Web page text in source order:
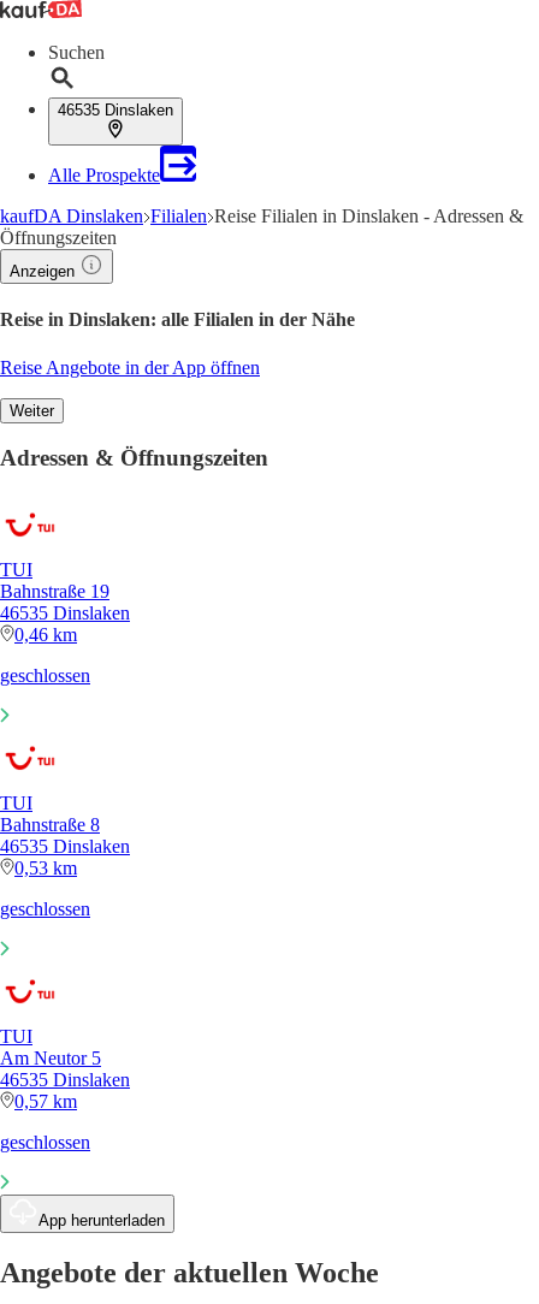
Suchen
46535 Dinslaken
Alle Prospekte
kaufDA Dinslaken Filialen Reise Filialen in Dinslaken - Adressen &
Öffnungszeiten
Anzeigen
Reise in Dinslaken: alle Filialen in der Nähe
Reise Angebote in der App öffnen
Weiter
Adressen & Öffnungszeiten
TUI
Bahnstraße 19
46535 Dinslaken
0,46 km
geschlossen
TUI
Bahnstraße 8
46535 Dinslaken
0,53 km
geschlossen
TUI
Am Neutor 5
46535 Dinslaken
0,57 km
geschlossen
App herunterladen
Angebote der aktuellen Woche